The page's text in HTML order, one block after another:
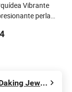
Vibrante
perla
Zhangjiagang City Daking Jewellery Co., Ltd.